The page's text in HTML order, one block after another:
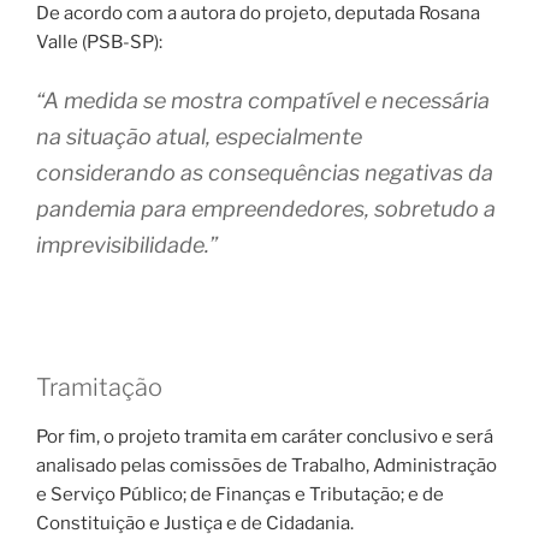
De acordo com a autora do projeto, deputada Rosana
Valle (PSB-SP):
“A medida se mostra compatível e necessária
na situação atual, especialmente
considerando as consequências negativas da
pandemia para empreendedores, sobretudo a
imprevisibilidade.”
Tramitação
Por fim, o projeto tramita em caráter conclusivo e será
analisado pelas comissões de Trabalho, Administração
e Serviço Público; de Finanças e Tributação; e de
Constituição e Justiça e de Cidadania.